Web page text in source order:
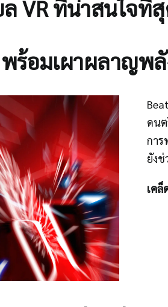
VR ที่น่าสนใจที่
ร้อมเผาผลาญพ
ดน
กา
ยัง
เค